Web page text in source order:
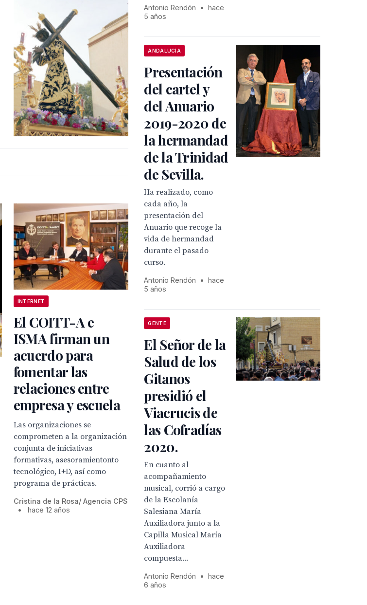
INTERNET
El COITT-A e
ISMA firman un
acuerdo para
fomentar las
relaciones entre
empresa y escuela
Las organizaciones se
comprometen a la organización
conjunta de iniciativas
formativas, asesoramientonto
tecnológico, I+D, así como
programa de prácticas.
Cristina de la Rosa/ Agencia CPS
•
hace 12 años
Antonio Rendón •
hace
5 años
ANDALUCÍA
Presentación
del cartel y
del Anuario
2019-2020 de
la hermandad
de la Trinidad
de Sevilla.
Ha realizado, como
cada año, la
presentación del
Anuario que recoge la
vida de hermandad
durante el pasado
curso.
Antonio Rendón •
hace
5 años
GENTE
El Señor de la
Salud de los
Gitanos
presidió el
Viacrucis de
las Cofradías
2020.
En cuanto al
acompañamiento
musical, corrió a cargo
de la Escolanía
Salesiana María
Auxiliadora junto a la
Capilla Musical María
Auxiliadora
compuesta...
Antonio Rendón •
hace
6 años